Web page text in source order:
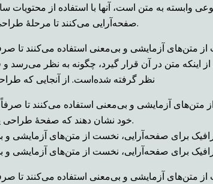
وابسته به متن است، آنها با استفاده از محتویات
صفحه‌آرایی می‌کنند تا مرحلهٔ طراحی و صفحه‌بندی را به پایان برند.
متن‌های آزمایشی و بی‌معنی استفاده می‌کنند تا
متن در آن قرار گیرد، چگونه به نظر می‌رسد و
نظر گرفته شده‌است. از آنجایی که
متن‌های آزمایشی و بی‌معنی استفاده می‌کنند تا
خود نشان دهند که صفحهٔ طراحی یا صفحه‌بندی شده است.
برای صفحه‌آرایی، نخست از متن‌های آزمایشی و
برای صفحه‌آرایی، نخست از متن‌های آزمایشی و
متن‌های آزمایشی و بی‌معنی استفاده می‌کنند تا